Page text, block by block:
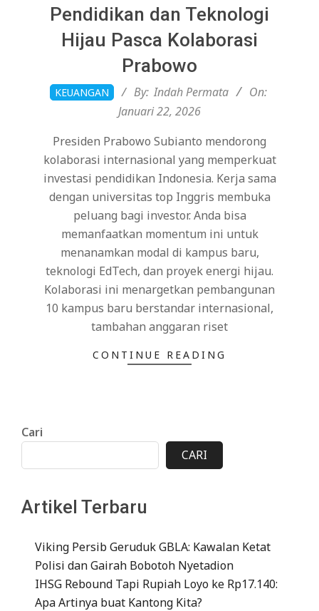
Pendidikan dan Teknologi
Hijau Pasca Kolaborasi
Prabowo
2026-
01-
KEUANGAN By: Indah Permata
On:
Januari 22, 2026
Presiden Prabowo Subianto mendorong
kolaborasi internasional yang memperkuat
investasi pendidikan Indonesia. Kerja sama
dengan universitas top Inggris membuka
peluang bagi investor. Anda bisa
memanfaatkan momentum ini untuk
menanamkan modal di kampus baru,
teknologi EdTech, dan proyek energi hijau.
Kolaborasi ini menargetkan pembangunan
10 kampus baru berstandar internasional,
tambahan anggaran riset
CONTINUE READING
Cari
CARI
Artikel Terbaru
Viking Persib Geruduk GBLA: Kawalan Ketat
Polisi dan Gairah Bobotoh Nyetadion
IHSG Rebound Tapi Rupiah Loyo ke Rp17.140:
Apa Artinya buat Kantong Kita?